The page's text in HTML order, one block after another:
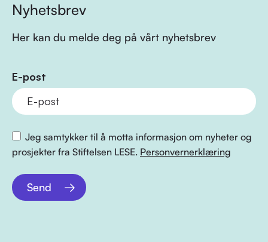
Nyhetsbrev
Her kan du melde deg på vårt nyhetsbrev
E-post
Jeg samtykker til å motta informasjon om nyheter og
prosjekter fra Stiftelsen LESE. Personvernerklæring
Send